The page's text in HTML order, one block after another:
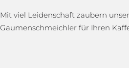
Mit viel Leidenschaft zaubern
Gaumenschmeichler für Ihren